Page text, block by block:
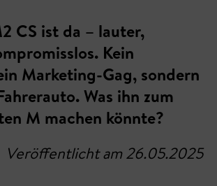
CS ist da – lauter,
Kein
Marketing-Gag, sondern
Was ihn zum
M machen könnte?
Veröffentlicht am 26.05.2025